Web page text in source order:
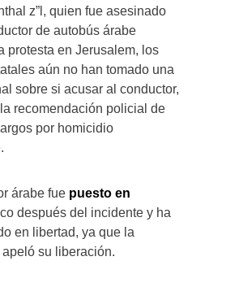
z”l, quien fue asesinado
de autobús árabe
protesta en Jerusalem, los
aún no han tomado una
sobre si acusar al conductor,
recomendación policial de
por homicidio
árabe fue puesto en
después del incidente y ha
en libertad, ya que la
su liberación.